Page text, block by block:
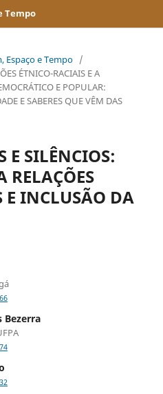
Tempo
Espaço e Tempo /
ÉTNICO-RACIAIS E A
E POPULAR:
E SABERES QUE VÊM DAS
E SILÊNCIOS:
RELAÇÕES
E INCLUSÃO DA
Bezerra